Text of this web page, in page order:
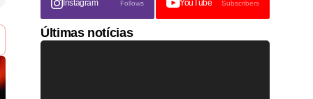
Instagram Follows YouTube Subscribers
Últimas notícias